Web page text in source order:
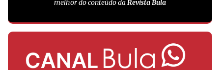
melhor do conteúdo daRevista Bula